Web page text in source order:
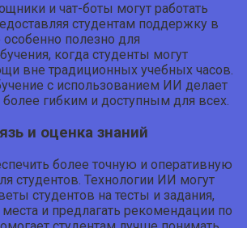
и чат-боты могут работать
студентам поддержку в
полезно для
когда студенты могут
вне традиционных учебных часов.
с использованием ИИ делает
более гибким и доступным для всех.
и оценка знаний
более точную и оперативную
студентов. Технологии ИИ могут
студентов на тесты и задания,
и предлагать рекомендации по